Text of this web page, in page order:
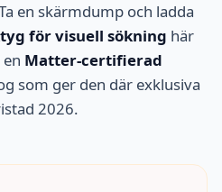
en skärmdump och ladda
för visuell sökning här
Matter-certifierad
som ger den där exklusiva
2026.